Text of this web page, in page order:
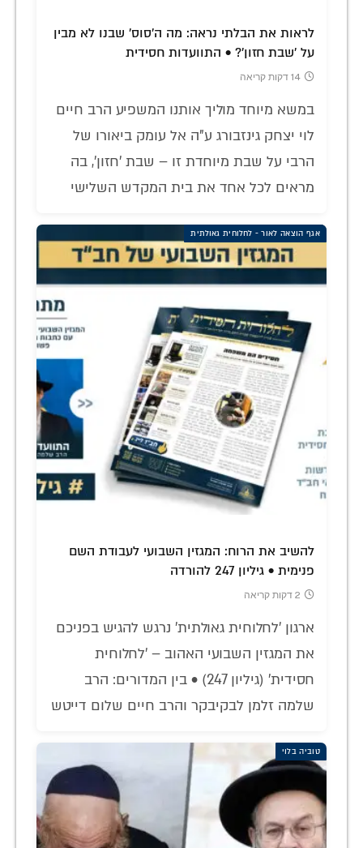
לראות את הבלתי נראה: מה ה'סוס' שבנו לא מבין
על 'שבת חזון'? • התוועדות חסידית
14 דקות קריאה
במשא מיוחד מוליך אותנו המשפיע הרב חיים
לוי יצחק גינזבורג ע"ה אל עומק ביאורו של
הרבי על שבת מיוחדת זו – שבת 'חזון', בה
מראים לכל אחד את בית המקדש השלישי
אגף הוצאה לאור - לחלוחית גאולתית
להשיב את הרוח: המגזין השבועי לעבודת השם
פנימית • גיליון 247 להורדה
2 דקות קריאה
ארגון 'לחלוחית גאולתית' נרגש להגיש בפניכם
את המגזין השבועי האהוב – 'לחלוחית
חסידית' (גיליון 247) • בין המדורים: הרב
שלמה זלמן לבקיבקר והרב חיים שלום דייטש
טוביה בלוי